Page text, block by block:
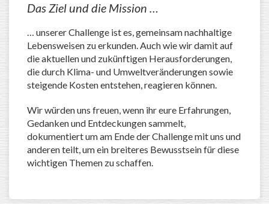
Das Ziel und die Mission …
… unserer Challenge ist es, gemeinsam nachhaltige
Lebensweisen zu erkunden. Auch wie wir damit auf
die aktuellen und zukünftigen Herausforderungen,
die durch Klima- und Umweltveränderungen sowie
steigende Kosten entstehen, reagieren können.
Wir würden uns freuen, wenn ihr eure Erfahrungen,
Gedanken und Entdeckungen sammelt,
dokumentiert um am Ende der Challenge mit uns und
anderen teilt, um ein breiteres Bewusstsein für diese
wichtigen Themen zu schaffen.